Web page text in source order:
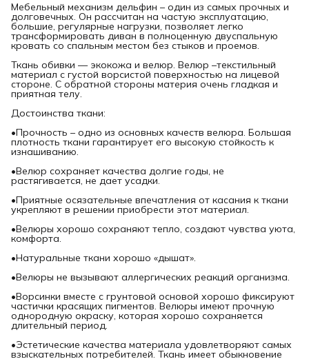
Мебельный механизм дельфин – один из самых прочных и
долговечных. Он рассчитан на частую эксплуатацию,
большие, регулярные нагрузки, позволяет легко
трансформировать диван в полноценную двуспальную
кровать со спальным местом без стыков и проемов.
Ткань обивки — экокожа и велюр. Велюр –текстильный
материал с густой ворсистой поверхностью на лицевой
стороне. С обратной стороны материя очень гладкая и
приятная телу.
Достоинства ткани:
•Прочность – одно из основных качеств велюра. Большая
плотность ткани гарантирует его высокую стойкость к
изнашиванию.
•Велюр сохраняет качества долгие годы, не
растягивается, не дает усадки.
•Приятные осязательные впечатления от касания к ткани
укрепляют в решении приобрести этот материал.
•Велюры хорошо сохраняют тепло, создают чувства уюта,
комфорта.
•Натуральные ткани хорошо «дышат».
•Велюры не вызывают аллергических реакций организма.
•Ворсинки вместе с грунтовой основой хорошо фиксируют
частички красящих пигментов. Велюры имеют прочную
однородную окраску, которая хорошо сохраняется
длительный период.
•Эстетические качества материала удовлетворяют самых
взыскательных потребителей. Ткань имеет обыкновение